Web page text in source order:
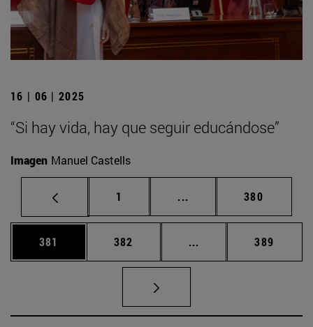
16 | 06 | 2025
“Si hay vida, hay que seguir educándose”
Imagen Manuel Castells
Página
1 ... Páginas intermedias
Página
380
Página
381 Página
382 ... Páginas intermedias
Página
389